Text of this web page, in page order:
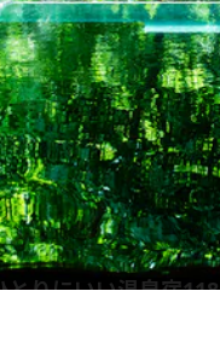
とりにいい温泉宿118